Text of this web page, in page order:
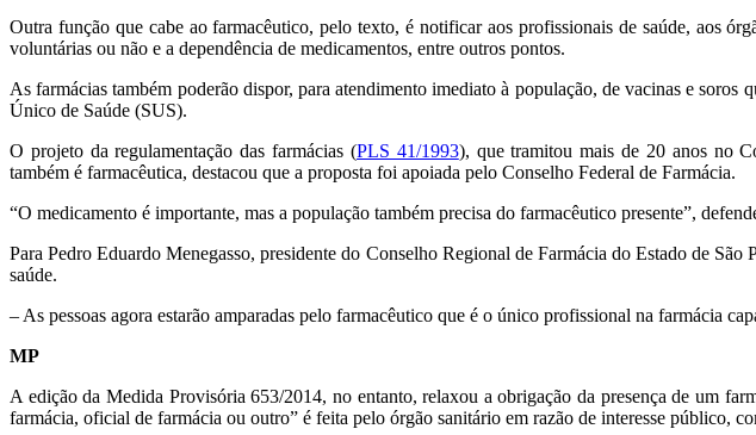
Outra função que cabe ao farmacêutico, pelo texto, é notificar aos profissionais de saúde, aos
voluntárias ou não e a dependência de medicamentos, entre outros pontos.
As farmácias também poderão dispor, para atendimento imediato à população, de vacinas e
Único de Saúde (SUS).
O projeto da regulamentação das farmácias (PLS 41/1993), que tramitou mais de 20 anos no
também é farmacêutica, destacou que a proposta foi apoiada pelo Conselho Federal de Farmácia.
“O medicamento é importante, mas a população também precisa do farmacêutico presente”,
Para Pedro Eduardo Menegasso, presidente do Conselho Regional de Farmácia do Estado de
saúde.
– As pessoas agora estarão amparadas pelo farmacêutico que é o único profissional na farmácia
MP
A edição da Medida Provisória 653/2014, no entanto, relaxou a obrigação da presença de um
farmácia, oficial de farmácia ou outro” é feita pelo órgão sanitário em razão de interesse público,